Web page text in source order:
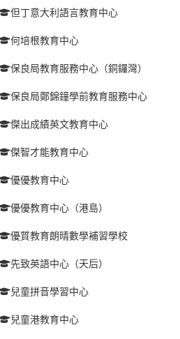
但丁意大利語言教育中心
何培根教育中心
保良局教育服務中心（銅鑼灣）
保良局鄭錦鐘學前教育服務中心
傑出成績英文教育中心
傑智才能教育中心
優優教育中心
優優教育中心（港島）
優質教育朗晴數學補習學校
先致英語中心（天后）
兒童拼音學習中心
兒童港教育中心